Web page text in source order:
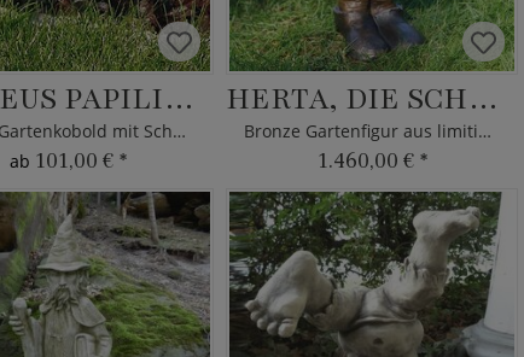
PHINEUS PAPILIONEM
Blüten Gartenkobold mit Schmetterling
ab 101,00 € *
HERTA, DIE SCHÖNE
Bronze Gartenfigur aus limitierter Edition
1.460,00 € *